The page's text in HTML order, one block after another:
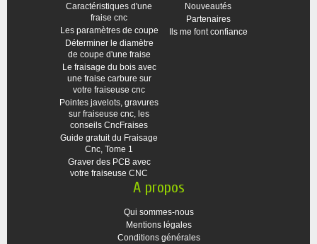
Caractéristiques d'une
fraise cnc
Les paramètres de coupe
Déterminer le diamètre
de coupe d'une fraise
Le fraisage du bois avec
une fraise carbure sur
votre fraiseuse cnc
Pointes javelots, gravures
sur fraiseuse cnc, les
conseils CncFraises
Guide gratuit du Fraisage
Cnc, Tome 1
Graver des PCB avec
votre fraiseuse CNC
Nouveautés
Partenaires
Ils me font confiance
A propos
Qui sommes-nous
Mentions légales
Conditions générales